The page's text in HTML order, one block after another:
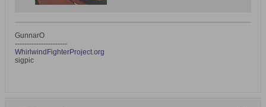
GunnarO
----------------------
WhirlwindFighterProject.org
sigpic